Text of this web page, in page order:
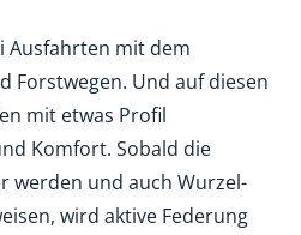
Ausfahrten mit dem
Forstwegen. Und auf diesen
mit etwas Profil
Komfort. Sobald die
werden und auch Wurzel-
wird aktive Federung